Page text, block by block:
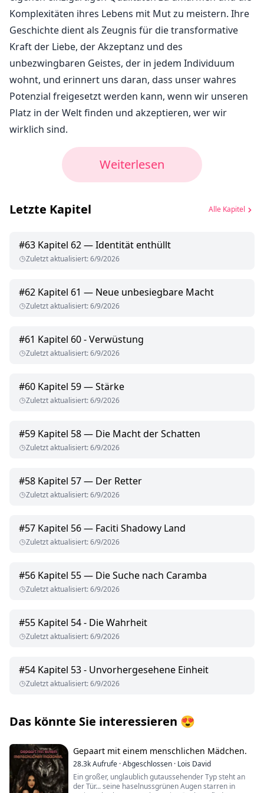
Komplexitäten ihres Lebens mit Mut zu meistern. Ihre
Geschichte dient als Zeugnis für die transformative
Kraft der Liebe, der Akzeptanz und des
unbezwingbaren Geistes, der in jedem Individuum
wohnt, und erinnert uns daran, dass unser wahres
Potenzial freigesetzt werden kann, wenn wir unseren
Platz in der Welt finden und akzeptieren, wer wir
wirklich sind.
Weiterlesen
Letzte Kapitel Alle Kapitel
#63 Kapitel 62 — Identität enthüllt
Zuletzt aktualisiert:6/9/2026
#62 Kapitel 61 — Neue unbesiegbare Macht
Zuletzt aktualisiert:6/9/2026
#61 Kapitel 60 - Verwüstung
Zuletzt aktualisiert:6/9/2026
#60 Kapitel 59 — Stärke
Zuletzt aktualisiert:6/9/2026
#59 Kapitel 58 — Die Macht der Schatten
Zuletzt aktualisiert:6/9/2026
#58 Kapitel 57 — Der Retter
Zuletzt aktualisiert:6/9/2026
#57 Kapitel 56 — Faciti Shadowy Land
Zuletzt aktualisiert:6/9/2026
#56 Kapitel 55 — Die Suche nach Caramba
Zuletzt aktualisiert:6/9/2026
#55 Kapitel 54 - Die Wahrheit
Zuletzt aktualisiert:6/9/2026
#54 Kapitel 53 - Unvorhergesehene Einheit
Zuletzt aktualisiert:6/9/2026
Das könnte Sie interessieren 😍
Gepaart mit einem menschlichen Mädchen.
28.3kAufrufe ·Abgeschlossen · Lois David
Ein großer, unglaublich gutaussehender Typ steht an
der Tür... seine haselnussgrünen Augen starren in